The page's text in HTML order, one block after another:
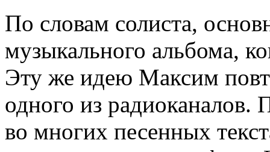
По словам солиста,
музыкального альбома,
Эту же идею Максим
одного из радиоканалов.
во многих песенных